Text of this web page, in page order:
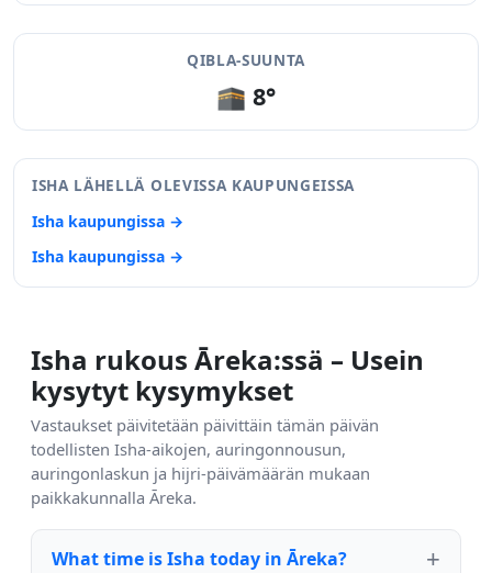
QIBLA-SUUNTA
🕋 8°
ISHA LÄHELLÄ OLEVISSA KAUPUNGEISSA
Isha kaupungissa →
Isha kaupungissa →
Isha rukous Āreka:ssä – Usein
kysytyt kysymykset
Vastaukset päivitetään päivittäin tämän päivän
todellisten Isha-aikojen, auringonnousun,
auringonlaskun ja hijri-päivämäärän mukaan
paikkakunnalla Āreka.
What time is Isha today in Āreka?